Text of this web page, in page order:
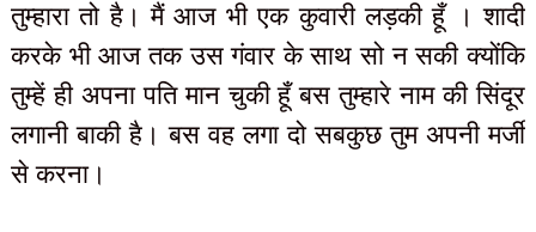
तुम्हारा तो है। मैं आज भी एक कुवारी लड़की हूँ । शादी
करके भी आज तक उस गंवार के साथ सो न सकी क्योंकि
तुम्हें ही अपना पति मान चुकी हूँ बस तुम्हारे नाम की सिंदूर
लगानी बाकी है। बस वह लगा दो सबकुछ तुम अपनी मर्जी
से करना।